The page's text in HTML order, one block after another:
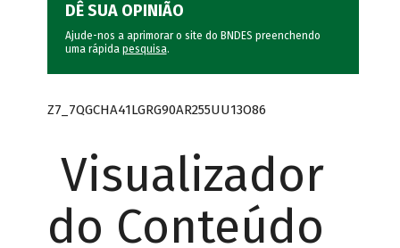
DÊ SUA OPINIÃO
Ajude-nos a aprimorar o site do BNDES preenchendo
uma rápida pesquisa.
Z7_7QGCHA41LGRG90AR255UU13O86
Visualizador
do Conteúdo